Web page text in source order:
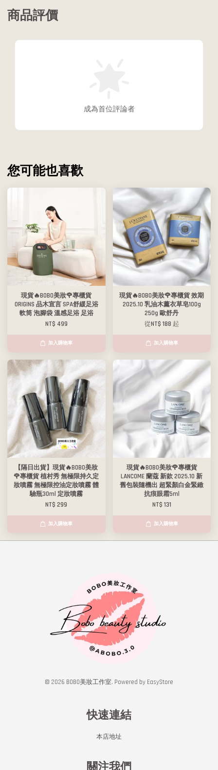
商品評價
成為首位評論者
您可能也喜歡
現貨🔥BOBO美妝🌹專櫃貨
ORIGINS 品木宣言 SPA舒緩足浴
軟筒 泡腳袋 溫感足浴 足浴
NT$ 499
加入購物車
現貨🔥BOBO美妝🌹專櫃貨 效期
2025.10 乳油木薰衣草皂100g
250g 歐舒丹
從NT$ 188 起
加入購物車
【隔日出貨】現貨🔥BOBO美妝
🌹專櫃貨 植村秀 無極限持久定
妝噴霧 無極限控油定妝噴霧 體
驗瓶30ml 定妝噴霧
NT$ 299
加入購物車
現貨🔥BOBO美妝🌹專櫃貨
LANCOME 蘭蔻 新款 2025.10 新
舊包裝隨機出 超緊顏白金緊緻
抗痕眼霜5ml
NT$ 131
加入購物車
© 2026 BOBO美妝工作室. Powered by EasyStore
快速連結
本店地址
關注我們